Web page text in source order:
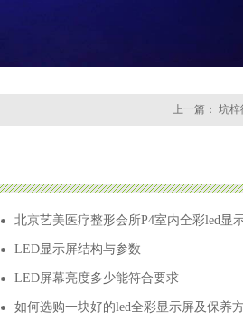
上一篇： 坑梓
北京艺美医疗整形会所P4室内全彩led显
LED显示屏结构与参数
LED屏幕亮度多少能符合要求
如何选购一块好的led全彩显示屏及保养